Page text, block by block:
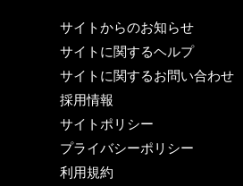
サイトからのお知らせ
サイトに関するヘルプ
サイトに関するお問い合わせ
採用情報
サイトポリシー
プライバシーポリシー
利用規約